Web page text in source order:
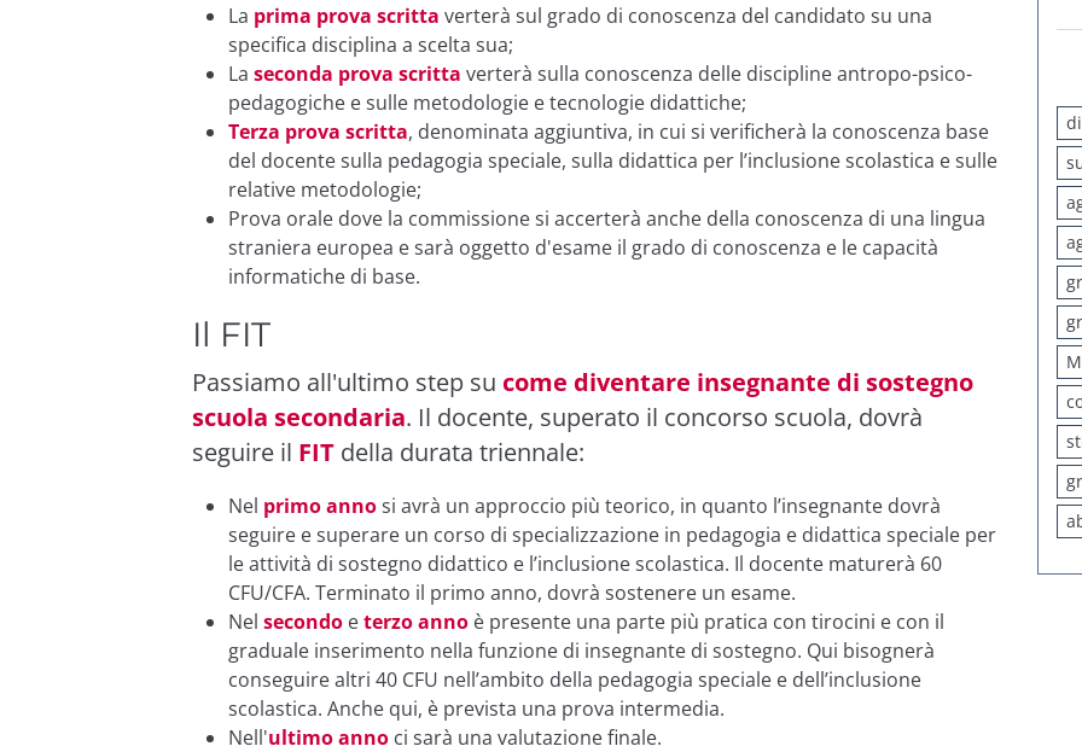
La prima prova scritta verterà sul grado di conoscenza del candidato su una
specifica disciplina a scelta sua;
La seconda prova scritta verterà sulla conoscenza delle discipline antropo-psico-
pedagogiche e sulle metodologie e tecnologie didattiche;
Terza prova scritta, denominata aggiuntiva, in cui si verificherà la conoscenza base
del docente sulla pedagogia speciale, sulla didattica per l’inclusione scolastica e sulle
relative metodologie;
Prova orale dove la commissione si accerterà anche della conoscenza di una lingua
straniera europea e sarà oggetto d'esame il grado di conoscenza e le capacità
informatiche di base.
Il FIT
Passiamo all'ultimo step su come diventare insegnante di sostegno
scuola secondaria. Il docente, superato il concorso scuola, dovrà
seguire il FIT della durata triennale:
Nel primo annosi avrà un approccio più teorico, in quanto l’insegnante dovrà
seguire e superare un corso di specializzazione in pedagogia e didattica speciale per
le attività di sostegno didattico e l’inclusione scolastica. Il docente maturerà 60
CFU/CFA. Terminato il primo anno, dovrà sostenere un esame.
Nel secondo eterzo anno è presente una parte più pratica con tirocini e con il
graduale inserimento nella funzione di insegnante di sostegno. Qui bisognerà
conseguire altri 40 CFU nell’ambito della pedagogia speciale e dell’inclusione
scolastica. Anche qui, è prevista una prova intermedia.
Nell'ultimo anno ci sarà una valutazione finale.